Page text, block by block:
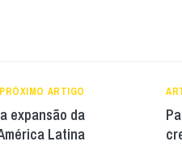
PRÓXIMO ARTIGO
expansão da
Latina